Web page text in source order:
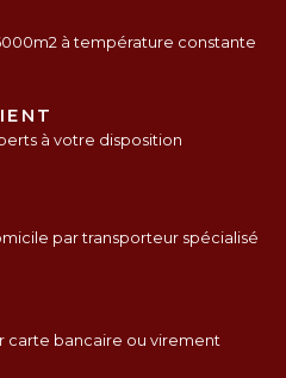
à température constante
à votre disposition
par transporteur spécialisé
carte bancaire ou virement